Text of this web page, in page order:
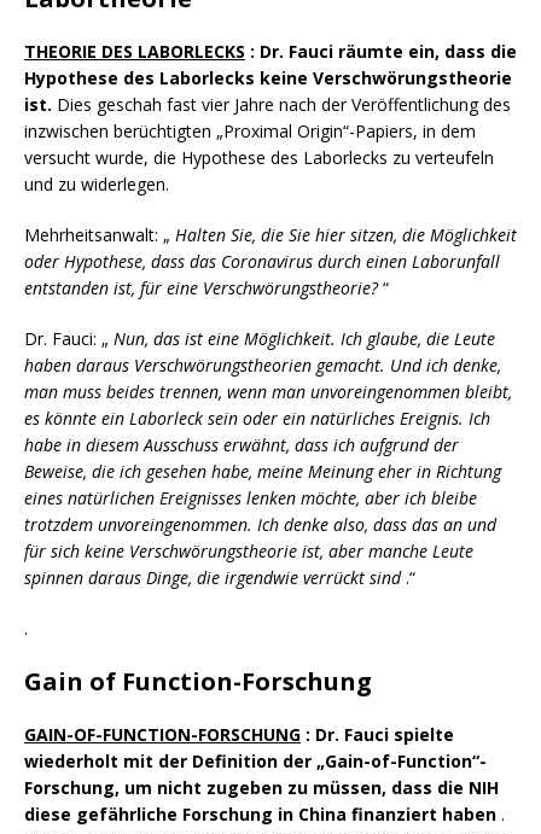
THEORIE DES LABORLECKS : Dr. Fauci räumte ein, dass die
Hypothese des Laborlecks keine Verschwörungstheorie
ist. Dies geschah fast vier Jahre nach der Veröffentlichung des
inzwischen berüchtigten „Proximal Origin“-Papiers, in dem
versucht wurde, die Hypothese des Laborlecks zu verteufeln
und zu widerlegen.
Mehrheitsanwalt: „ Halten Sie, die Sie hier sitzen, die Möglichkeit
oder Hypothese, dass das Coronavirus durch einen Laborunfall
entstanden ist, für eine Verschwörungstheorie?“
Dr. Fauci: „ Nun, das ist eine Möglichkeit. Ich glaube, die Leute
haben daraus Verschwörungstheorien gemacht. Und ich denke,
man muss beides trennen, wenn man unvoreingenommen bleibt,
es könnte ein Laborleck sein oder ein natürliches Ereignis. Ich
habe in diesem Ausschuss erwähnt, dass ich aufgrund der
Beweise, die ich gesehen habe, meine Meinung eher in Richtung
eines natürlichen Ereignisses lenken möchte, aber ich bleibe
trotzdem unvoreingenommen. Ich denke also, dass das an und
für sich keine Verschwörungstheorie ist, aber manche Leute
spinnen daraus Dinge, die irgendwie verrückt sind.“
.
Gain of Function-Forschung
GAIN-OF-FUNCTION-FORSCHUNG : Dr. Fauci spielte
wiederholt mit der Definition der „Gain-of-Function“-
Forschung, um nicht zugeben zu müssen, dass die NIH
diese gefährliche Forschung in China finanziert haben .